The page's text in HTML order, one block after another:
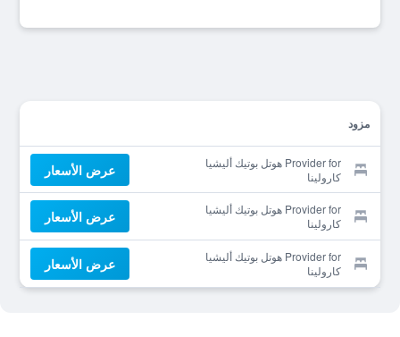
مزود
Provider for هوتل بوتيك أليشيا
كارولينا
عرض الأسعار
Provider for هوتل بوتيك أليشيا
كارولينا
عرض الأسعار
Provider for هوتل بوتيك أليشيا
كارولينا
عرض الأسعار